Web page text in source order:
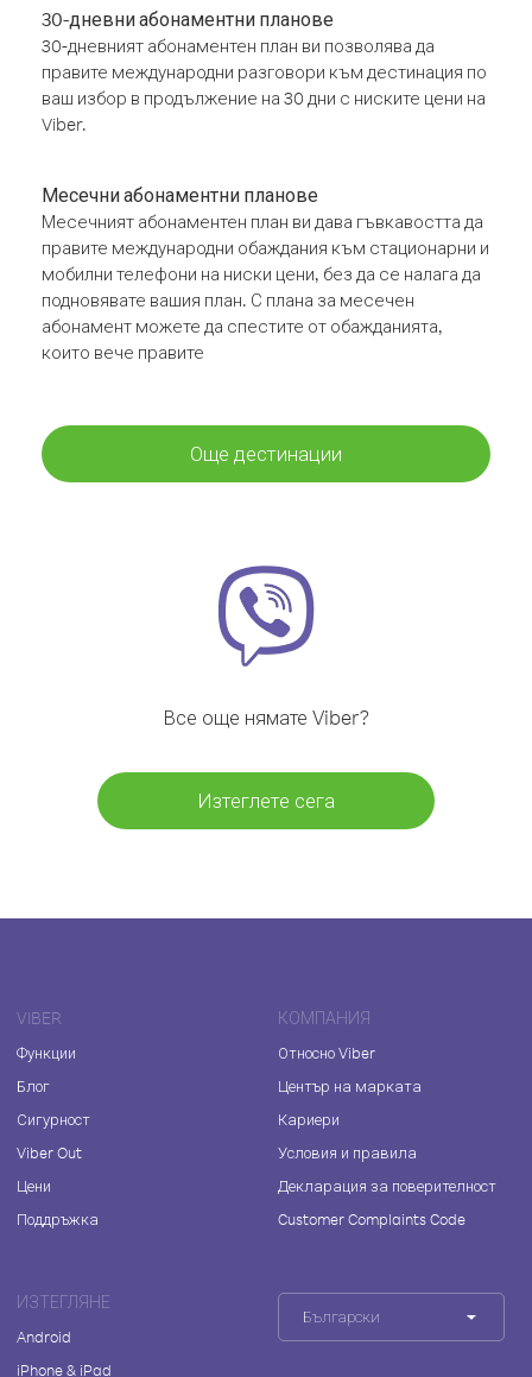
30-дневни абонаментни планове
30-дневният абонаментен план ви позволява да
правите международни разговори към дестинация по
ваш избор в продължение на 30 дни с ниските цени на
Viber.
Месечни абонаментни планове
Месечният абонаментен план ви дава гъвкавостта да
правите международни обаждания към стационарни и
мобилни телефони на ниски цени, без да се налага да
подновявате вашия план. С плана за месечен
абонамент можете да спестите от обажданията,
които вече правите
Още дестинации
Все още нямате Viber?
Изтеглете сега
VIBER
Функции
Блог
Сигурност
Viber Out
Цени
Поддръжка
КОМПАНИЯ
Относно Viber
Център на марката
Кариери
Условия и правила
Декларация за поверителност
Customer Complaints Code
ИЗТЕГЛЯНЕ
Android
iPhone & iPad
Български